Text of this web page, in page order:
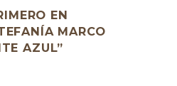
EN
MARCO
AZUL”